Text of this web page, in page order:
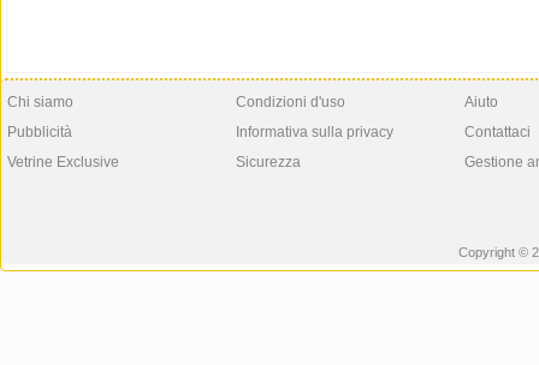
Chi siamo
Pubblicità
Vetrine Exclusive
Condizioni d'uso
Informativa sulla privacy
Sicurezza
Aiuto
Contattaci
Gestione
Copyright ©